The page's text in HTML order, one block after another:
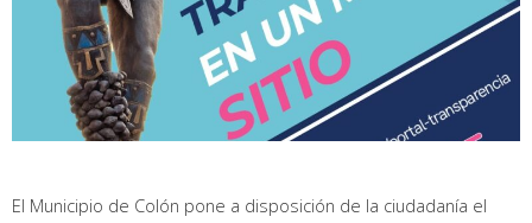
El Municipio de Colón pone a disposición de la ciudadanía el